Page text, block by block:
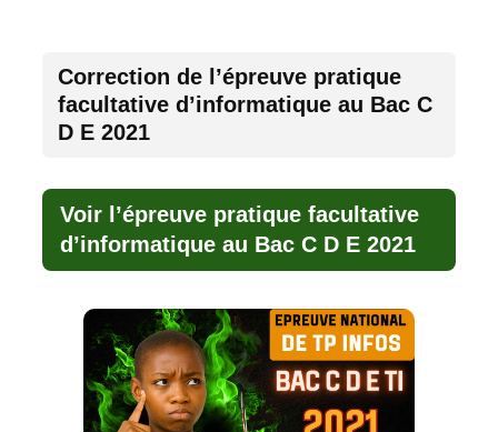
Correction de l’épreuve pratique
facultative d’informatique au Bac C
D E 2021
Voir l’épreuve pratique facultative
d’informatique au Bac C D E 2021